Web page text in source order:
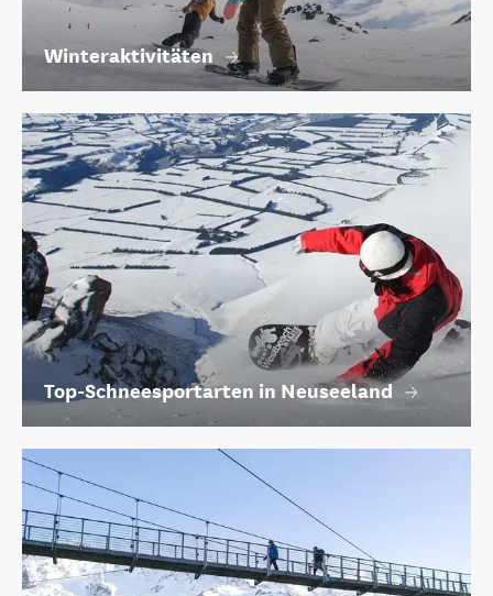
Winteraktivitäten
Top-Schneesportarten in Neuseeland